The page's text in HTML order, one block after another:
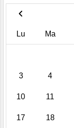
Lu Ma
3 4
10 11
17 18